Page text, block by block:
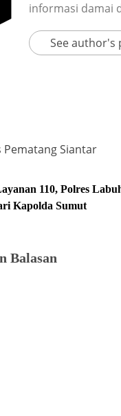
informasi damai
See author's
Pematang Siantar
110, Polres
Kapolda Sumut
Balasan